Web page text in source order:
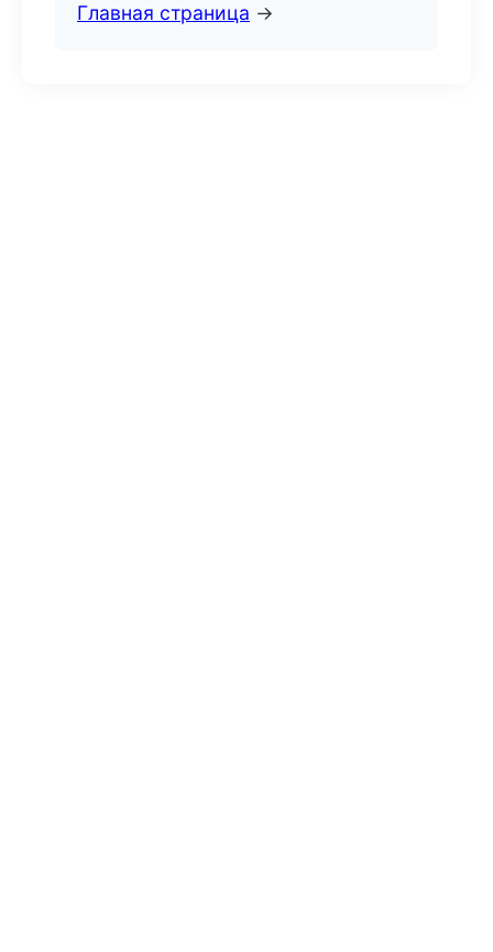
Главная страница →